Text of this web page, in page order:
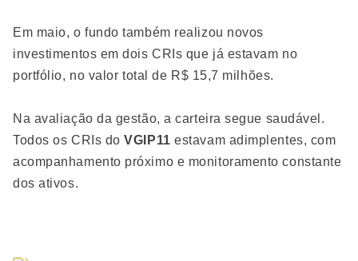
Em maio, o fundo também realizou novos
investimentos em dois CRIs que já estavam no
portfólio, no valor total de R$ 15,7 milhões.
Na avaliação da gestão, a carteira segue saudável.
Todos os CRIs do VGIP11 estavam adimplentes, com
acompanhamento próximo e monitoramento constante
dos ativos.